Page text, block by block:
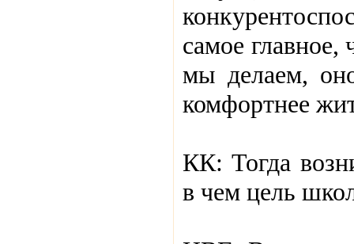
самое главное,
мы делаем,
комфортнее
КК: Тогда
в чем цель